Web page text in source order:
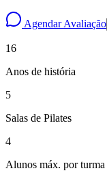
Agendar Avaliação
16
Anos de história
5
Salas de Pilates
4
Alunos máx. por turma